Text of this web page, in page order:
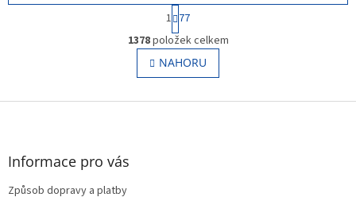
O
v
l
á
a
S
t
r
á
n
k
v
1 77
1378položek celkem
NAHORU
Z
Informace pro vás
Způsob dopravy a platby